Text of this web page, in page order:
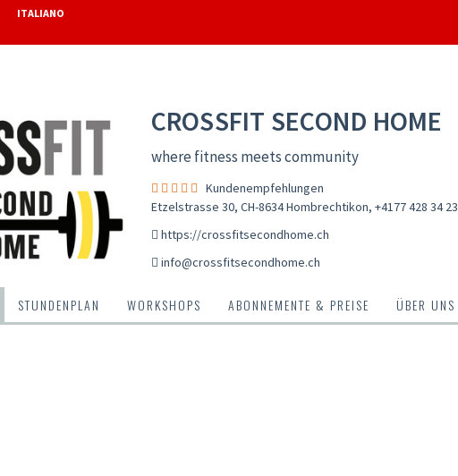
ITALIANO
CROSSFIT SECOND HOME
where fitness meets community
Kundenempfehlungen
Etzelstrasse 30, CH-8634 Hombrechtikon, +4177 428 34 23
https://crossfitsecondhome.ch
info@crossfitsecondhome.ch
STUNDENPLAN WORKSHOPS ABONNEMENTE & PREISE ÜBER UNS